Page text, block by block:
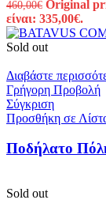
460,00€ Original
είναι: 335,00€.
Sold out
Διαβάστε
Γρήγορη Προβολή
Σύγκριση
Προσθήκη σε
Ποδήλατο
Sold out